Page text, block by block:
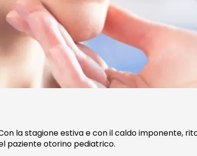
Con la stagione estiva e con il caldo imponente,
paziente otorino pediatrico.